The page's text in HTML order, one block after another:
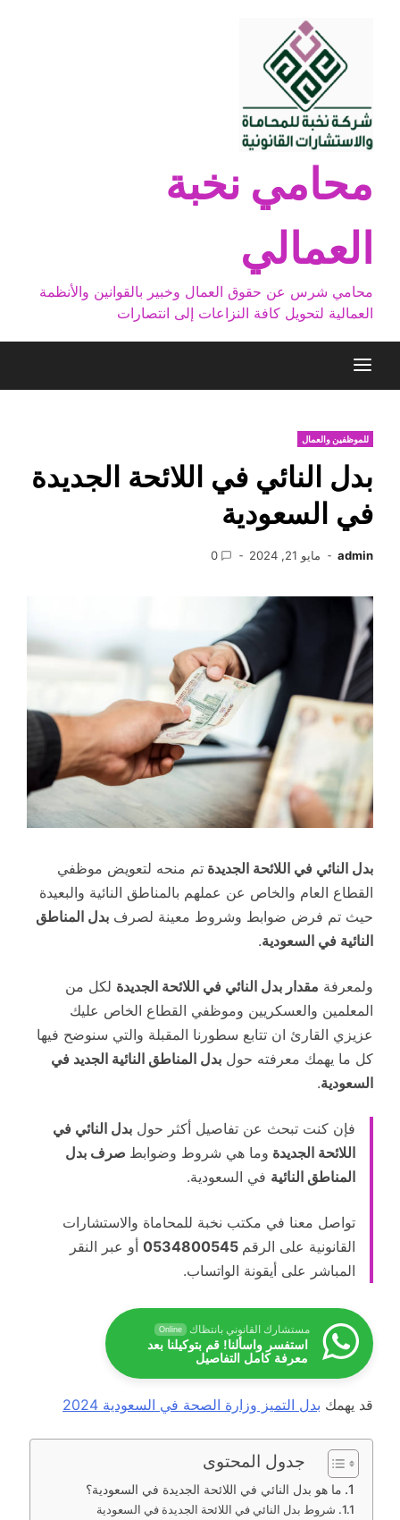
محامي نخبة
العمالي
محامي شرس عن حقوق العمال وخبير بالقوانين والأنظمة
العمالية لتحويل كافة النزاعات إلى انتصارات
للموظفين والعمال
بدل النائي في اللائحة الجديدة
في السعودية
admin مايو 21, 2024 0
بدل النائي في اللائحة الجديدة تم منحه لتعويض موظفي
القطاع العام والخاص عن عملهم بالمناطق النائية والبعيدة
حيث تم فرض ضوابط وشروط معينة لصرف بدل المناطق
النائية في السعودية.
ولمعرفة مقدار بدل النائي في اللائحة الجديدة لكل من
المعلمين والعسكريين وموظفي القطاع الخاص عليك
عزيزي القارئ ان تتابع سطورنا المقبلة والتي سنوضح فيها
كل ما يهمك معرفته حول بدل المناطق النائية الجديد في
السعودية.
فإن كنت تبحث عن تفاصيل أكثر حول بدل النائي في
اللائحة الجديدة وما هي شروط وضوابط صرف بدل
المناطق النائية في السعودية.
تواصل معنا في مكتب نخبة للمحاماة والاستشارات
القانونية على الرقم
أو عبر النقر
المباشر على أيقونة الواتساب.
مستشارك القانوني بانتظاك Online
استفسر واسألنا! قم بتوكيلنا بعد
معرفة كامل التفاصيل
قد يهمك بدل التميز وزارة الصحة في السعودية 2024
جدول المحتوى
ما هو بدل النائي في اللائحة الجديدة في السعودية؟
شروط بدل النائي في اللائحة الجديدة في السعودية